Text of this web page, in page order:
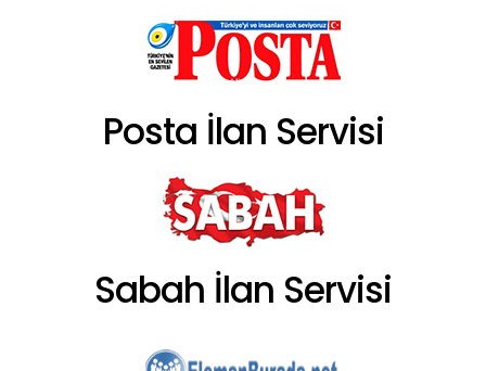
Posta İlan Servisi
Sabah İlan Servisi